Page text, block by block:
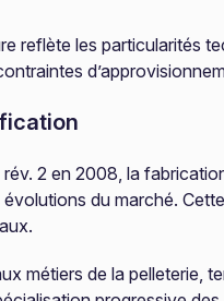
reflète les particularités
2 en 2008, la
du marché.
métiers de la pelleterie,